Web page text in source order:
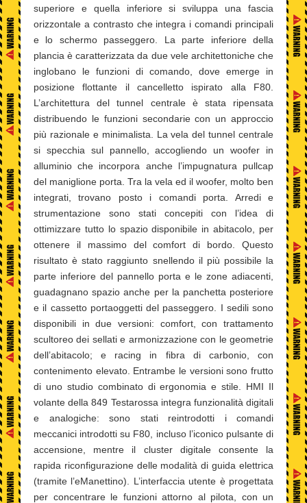
superiore e quella inferiore si sviluppa una fascia
orizzontale a contrasto che integra i comandi principali
e lo schermo passeggero. La parte inferiore della
plancia è caratterizzata da due vele architettoniche che
inglobano le funzioni di comando, dove emerge in
posizione flottante il cancelletto ispirato alla F80.
L’architettura del tunnel centrale è stata ripensata
distribuendo le funzioni secondarie con un approccio
più razionale e minimalista. La vela del tunnel centrale
si specchia sul pannello, accogliendo un woofer in
alluminio che incorpora anche l’impugnatura pullcap
del maniglione porta. Tra la vela ed il woofer, molto ben
integrati, trovano posto i comandi porta. Arredi e
strumentazione sono stati concepiti con l’idea di
ottimizzare tutto lo spazio disponibile in abitacolo, per
ottenere il massimo del comfort di bordo. Questo
risultato è stato raggiunto snellendo il più possibile la
parte inferiore del pannello porta e le zone adiacenti,
guadagnano spazio anche per la panchetta posteriore
e il cassetto portaoggetti del passeggero. I sedili sono
disponibili in due versioni: comfort, con trattamento
scultoreo dei sellati e armonizzazione con le geometrie
dell’abitacolo; e racing in fibra di carbonio, con
contenimento elevato. Entrambe le versioni sono frutto
di uno studio combinato di ergonomia e stile. HMI Il
volante della 849 Testarossa integra funzionalità digitali
e analogiche: sono stati reintrodotti i comandi
meccanici introdotti su F80, incluso l’iconico pulsante di
accensione, mentre il cluster digitale consente la
rapida riconfigurazione delle modalità di guida elettrica
(tramite l’eManettino). L’interfaccia utente è progettata
per concentrare le funzioni attorno al pilota, con un